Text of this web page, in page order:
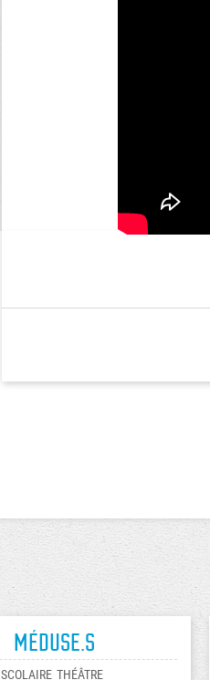
Méduse.s
SCOLAIRE THÉÂTRE